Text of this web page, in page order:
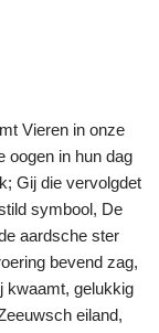
Vieren in onze
oogen in hun dag
Gij die vervolgdet
symbool, De
aardsche ster
bevend zag,
kwaamt, gelukkig
eiland,